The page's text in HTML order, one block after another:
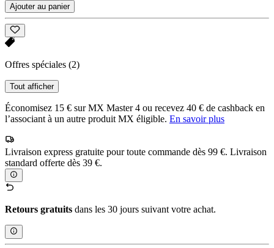
Ajouter au panier
Offres spéciales (2)
Tout afficher
Économisez 15 € sur MX Master 4 ou recevez 40 € de cashback en
l’associant à un autre produit MX éligible. En savoir plus
Livraison express gratuite pour toute commande dès 99 €. Livraison
standard offerte dès 39 €.
Retours gratuits dans les 30 jours suivant votre achat.